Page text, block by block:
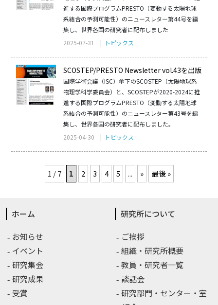
進する国際プログラムPRESTO（変動する太陽地球
系結合の予測可能性）のニュースレター第44号を編
集し、世界各国の研究者に配布しました
2025-07-31 | トピックス
SCOSTEP/PRESTO Newsletter vol.43を出版
国際学術会議（ISC）傘下のSCOSTEP（太陽地球系
物理学科学委員会）と、SCOSTEPが2020-2024に推
進する国際プログラムPRESTO（変動する太陽地球
系結合の予測可能性）のニュースレター第43号を編
集し、世界各国の研究者に配布しました。
2025-04-30 | トピックス
1 / 7 1 2 3 4 5 ... » 最後 »
ホーム
お知らせ
イベント
研究集会
研究成果
受賞
研究所について
ご挨拶
組織・研究所概要
教員・研究者一覧
談話会
研究部門・センター・室